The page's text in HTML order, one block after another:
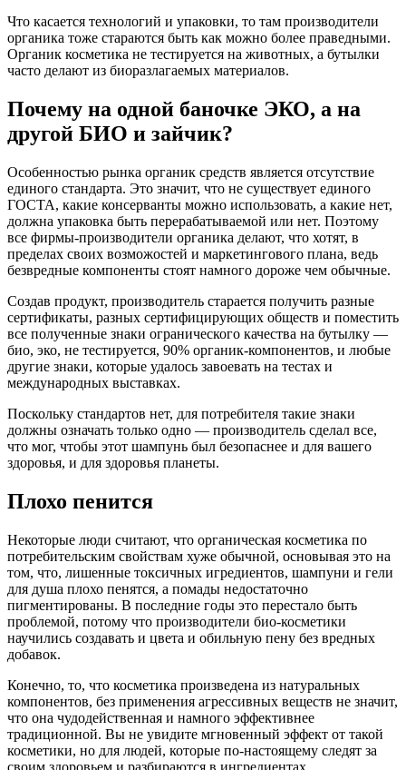
Что касается технологий и упаковки, то там производители
органика тоже стараются быть как можно более праведными.
Органик косметика не тестируется на животных, а бутылки
часто делают из биоразлагаемых материалов.
Почему на одной баночке ЭКО, а на
другой БИО и зайчик?
Особенностью рынка органик средств является отсутствие
единого стандарта. Это значит, что не существует единого
ГОСТА, какие консерванты можно использовать, а какие нет,
должна упаковка быть перерабатываемой или нет. Поэтому
все фирмы-производители органика делают, что хотят, в
пределах своих возможостей и маркетингового плана, ведь
безвредные компоненты стоят намного дороже чем обычные.
Создав продукт, производитель старается получить разные
сертификаты, разных сертифицирующих обществ и поместить
все полученные знаки огранического качества на бутылку —
био, эко, не тестируется, 90% органик-компонентов, и любые
другие знаки, которые удалось завоевать на тестах и
международных выставках.
Поскольку стандартов нет, для потребителя такие знаки
должны означать только одно — производитель сделал все,
что мог, чтобы этот шампунь был безопаснее и для вашего
здоровья, и для здоровья планеты.
Плохо пенится
Некоторые люди считают, что органическая косметика по
потребительским свойствам хуже обычной, основывая это на
том, что, лишенные токсичных игредиентов, шампуни и гели
для душа плохо пенятся, а помады недостаточно
пигментированы. В последние годы это перестало быть
проблемой, потому что производители био-косметики
научились создавать и цвета и обильную пену без вредных
добавок.
Конечно, то, что косметика произведена из натуральных
компонентов, без применения агрессивных веществ не значит,
что она чудодейственная и намного эффективнее
традиционной. Вы не увидите мгновенный эффект от такой
косметики, но для людей, которые по-настоящему следят за
своим здоровьем и разбираются в ингредиентах,